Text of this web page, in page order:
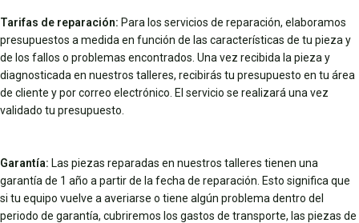
Tarifas de reparación: Para los servicios de reparación, elaboramos
presupuestos a medida en función de las características de tu pieza y
de los fallos o problemas encontrados. Una vez recibida la pieza y
diagnosticada en nuestros talleres, recibirás tu presupuesto en tu área
de cliente y por correo electrónico. El servicio se realizará una vez
validado tu presupuesto.
Garantía: Las piezas reparadas en nuestros talleres tienen una
garantía de 1 año a partir de la fecha de reparación. Esto significa que
si tu equipo vuelve a averiarse o tiene algún problema dentro del
periodo de garantía, cubriremos los gastos de transporte, las piezas de